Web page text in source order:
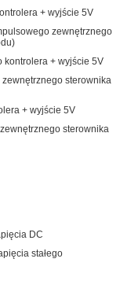
+ wyjście 5V
zewnętrznego
kontrolera + wyjście 5V
zewnętrznego sterownika
+ wyjście 5V
sterownika
DC
stałego